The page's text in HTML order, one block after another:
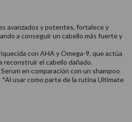
avanzados y potentes, fortalece y
a conseguir un cabello más fuerte y
con AHA y Omega-9, que actúa
reconstruir el cabello dañado.
en comparación con un shampoo
usar como parte de la rutina Ultimate